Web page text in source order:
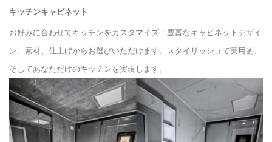
キッチンキャビネット
お好みに合わせてキッチンをカスタマイズ：豊富なキャビネットデザイ
ン、素材、仕上げからお選びいただけます。スタイリッシュで実用的、
そしてあなただけのキッチンを実現します。